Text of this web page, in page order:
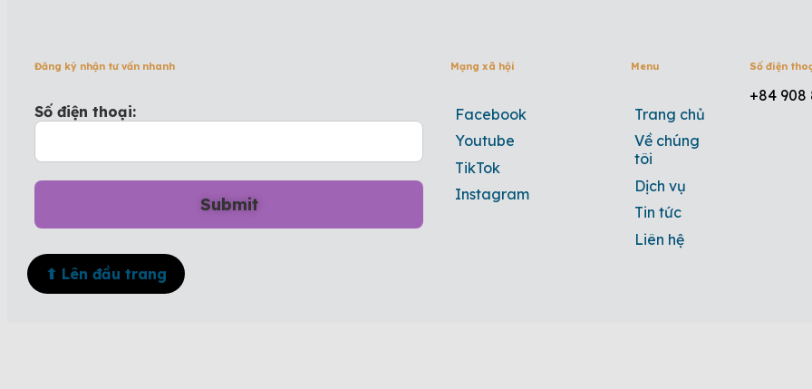
Đăng ký nhận tư vấn nhanh
Số điện thoại:
Mạng xã hội
Facebook
Youtube
TikTok
Instagram
Menu
Trang chủ
Về chúng
tôi
Dịch vụ
Tin tức
Liên hệ
Số điện
+84 908
⬆ Lên đầu trang